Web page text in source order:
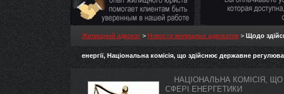
Жилищный адвокат > Новости жилищных адвокатов > Щодо
енергії, Національна комісія, що здійснює державне
НАЦІОНАЛЬНА КОМІСІЯ,
СФЕРІ ЕНЕРГЕТИКИ